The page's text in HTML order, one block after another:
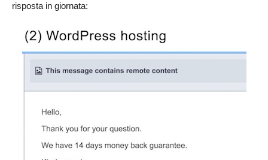
risposta in giornata: